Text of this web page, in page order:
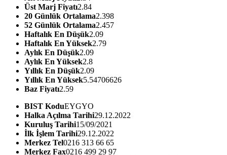
Üst Marj Fiyatı2.84
20 Günlük Ortalama2.398
52 Günlük Ortalama2.457
Haftalık En Düşük2.09
Haftalık En Yüksek2.79
Aylık En Düşük2.09
Aylık En Yüksek2.8
Yıllık En Düşük2.09
Yıllık En Yüksek5.54706626
Baz Fiyatı2.59
BIST KoduEYGYO
Halka Açılma Tarihi29.12.2022
Kuruluş Tarihi15/09/2021
İlk İşlem Tarihi29.12.2022
Merkez Tel0216 313 66 65
Merkez Fax0216 499 29 97